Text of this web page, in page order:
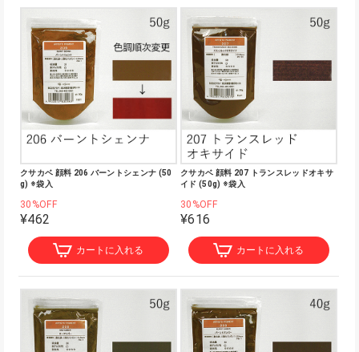
クサカベ 顔料 206 バーントシェンナ (50
g) ※袋入
30%OFF
¥462
カートに入れる
クサカベ 顔料 207 トランスレッドオキサ
イド (50g) ※袋入
30%OFF
¥616
カートに入れる